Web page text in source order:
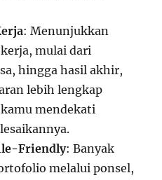
: Menunjukkan
mulai dari
hingga hasil akhir,
lebih lengkap
mendekati
Friendly: Banyak
melalui ponsel,